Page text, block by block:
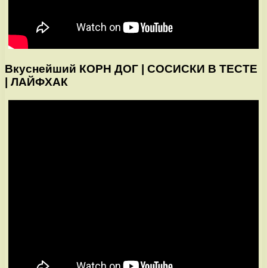
Вкуснейший КОРН ДОГ | СОСИСКИ В ТЕСТЕ
| ЛАЙФХАК